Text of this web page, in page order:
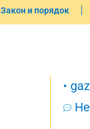
Закон и порядок
•